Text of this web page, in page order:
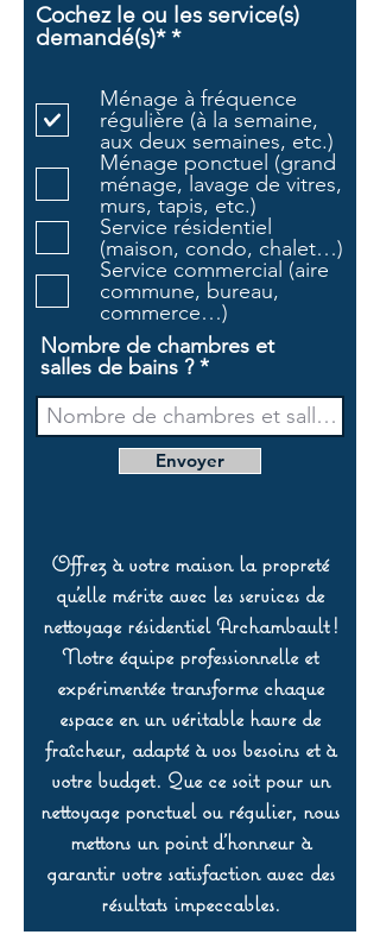
Cochez le ou les service(s)
demandé(s)* *O
g
a
t
o
i
r
e
Ménage à fréquence
régulière (à la semaine,
aux deux semaines, etc.)
Ménage ponctuel (grand
ménage, lavage de vitres,
murs, tapis, etc.)
Service résidentiel
(maison, condo, chalet…)
Service commercial (aire
commune, bureau,
commerce…)
Nombre de chambres et
salles de bains ?
Envoyer
Offrez à votre maison la propreté
qu’elle mérite avec les services de
nettoyage résidentiel Archambault !
Notre équipe professionnelle et
expérimentée transforme chaque
espace en un véritable havre de
fraîcheur, adapté à vos besoins et à
votre budget. Que ce soit pour un
nettoyage ponctuel ou régulier, nous
mettons un point d’honneur à
garantir votre satisfaction avec des
résultats impeccables.